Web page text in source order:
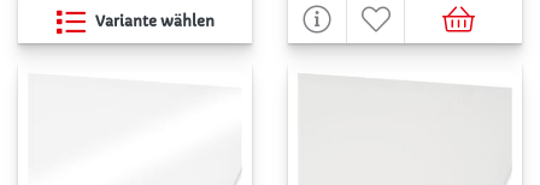
Variante wählen